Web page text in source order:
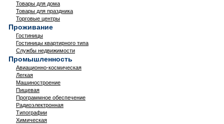
Товары для дома
Товары для праздника
Торговые центры
Проживание
Гостиницы
Гостиницы квартирного типа
Службы недвижимости
Промышленность
Авиационно-космическая
Легкая
Машиностроение
Пищевая
Программное обеспечение
Радиоэлектронная
Типографии
Химическая